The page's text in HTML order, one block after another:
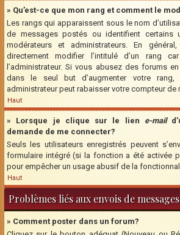
» Qu’est-ce que mon rang et comment le
Les rangs qui apparaissent sous le nom
de messages postés ou identifient certains
modérateurs et administrateurs. En
directement modifier l’intitulé d’un rang
l’administrateur. Si vous abusez des forums
dans le seul but d’augmenter votre
administrateur peut rabaisser votre compteur de
Haut
» Lorsque je clique sur le lien e-mail
demande de me connecter?
Seuls les utilisateurs enregistrés peuvent
formulaire intégré (si la fonction a été activée
pour empêcher un usage abusif de la
Haut
Problèmes liés aux envois de messages
» Comment poster dans un forum?